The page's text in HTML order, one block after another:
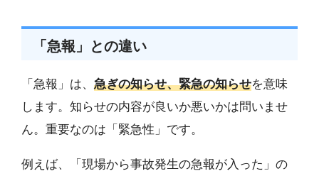
「急報」との違い
「急報」は、 急ぎの知らせ、緊急の知らせを意味
します。知らせの内容が良いか悪いかは問いませ
ん。重要なのは「緊急性」です。
例えば、「現場から事故発生の急報が入った」の